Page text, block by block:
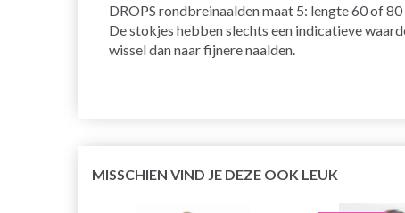
DROPS rondbreinaalden maat 5: lengte 60 of
De stokjes hebben slechts een indicatieve
wissel dan naar fijnere naalden.
MISSCHIEN VIND JE DEZE OOK LEUK